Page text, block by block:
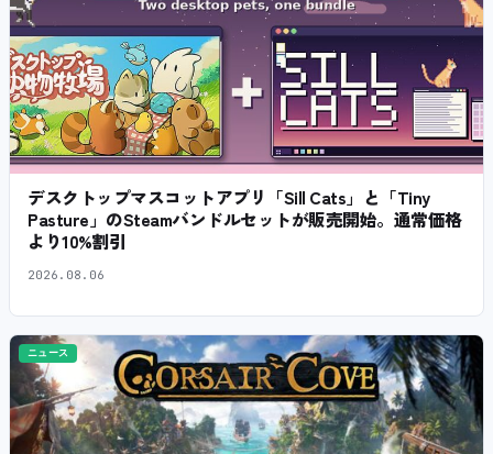
デスクトップマスコットアプリ「Sill Cats」と「Tiny
Pasture」のSteamバンドルセットが販売開始。通常価格
より10%割引
2026.08.06
ニュース